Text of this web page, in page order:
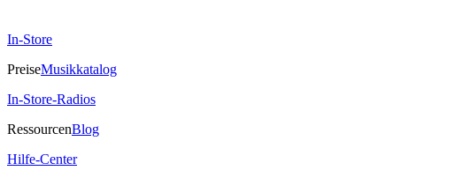
In-Store
PreiseMusikkatalog
In-Store-Radios
RessourcenBlog
Hilfe-Center